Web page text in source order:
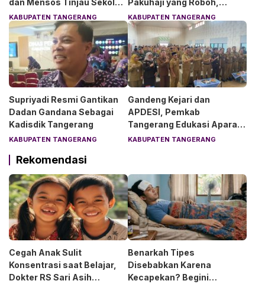
dan Mensos Tinjau Sekolah
Rakyat di Curug
KABUPATEN TANGERANG
Pakuhaji yang Roboh,
Pemilik Menangis Haru
KABUPATEN TANGERANG
Supriyadi Resmi Gantikan
Dadan Gandana Sebagai
Kadisdik Tangerang
KABUPATEN TANGERANG
Gandeng Kejari dan
APDESI, Pemkab
Tangerang Edukasi Aparat
Desa Soal Hukum
KABUPATEN TANGERANG
Rekomendasi
Cegah Anak Sulit
Konsentrasi saat Belajar,
Dokter RS Sari Asih
Benarkah Tipes
Disebabkan Karena
Kecapekan? Begini